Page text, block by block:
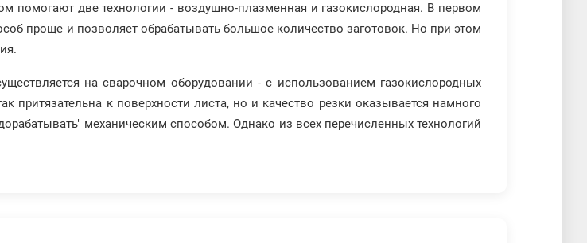
помогают две технологии - воздушно-плазменная и газокислородная. В первом
проще и позволяет обрабатывать большое количество заготовок. Но при этом
на сварочном оборудовании - с использованием газокислородных
притязательна к поверхности листа, но и качество резки оказывается намного
механическим способом. Однако из всех перечисленных технологий